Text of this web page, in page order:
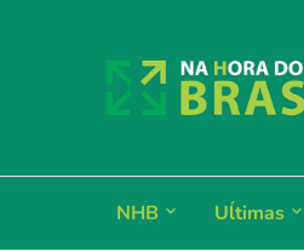
NHB Uĺtimas